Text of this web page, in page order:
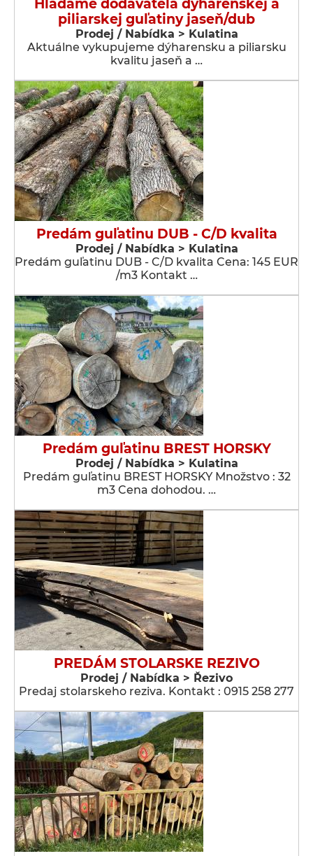
Hľadáme dodávateľa dýharenskej a
piliarskej guľatiny jaseň/dub
Prodej / Nabídka > Kulatina
Aktuálne vykupujeme dýharensku a piliarsku
kvalitu jaseň a …
Predám guľatinu DUB - C/D kvalita
Prodej / Nabídka > Kulatina
Predám guľatinu DUB - C/D kvalita Cena: 145 EUR
/m3 Kontakt …
Predám guľatinu BREST HORSKY
Prodej / Nabídka > Kulatina
Predám guľatinu BREST HORSKY Množstvo : 32
m3 Cena dohodou. …
PREDÁM STOLARSKE REZIVO
Prodej / Nabídka > Řezivo
Predaj stolarskeho reziva. Kontakt : 0915 258 277